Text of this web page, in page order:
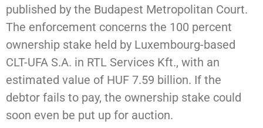
published by the Budapest Metropolitan Court.
The enforcement concerns the 100 percent
ownership stake held by Luxembourg-based
CLT-UFA S.A. in RTL Services Kft., with an
estimated value of HUF 7.59 billion. If the
debtor fails to pay, the ownership stake could
soon even be put up for auction.